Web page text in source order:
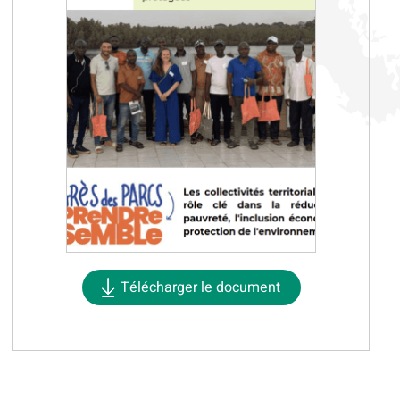
Télécharger le document